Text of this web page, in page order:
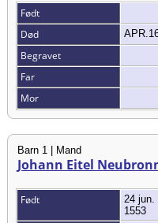
Født
Død
Begravet
Far
Mor
Barn 1 | Mand
Johann Eitel
Født
24 jun.
1553